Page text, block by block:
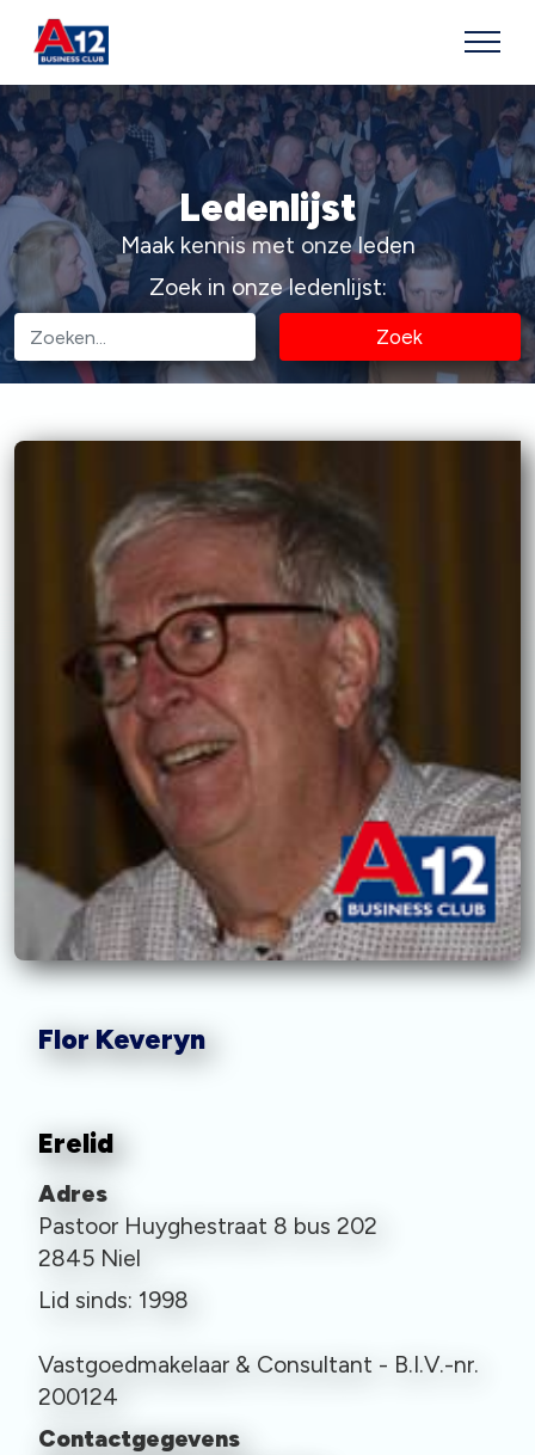
Ledenlijst
Maak kennis met onze leden
Zoek in onze ledenlijst:
Zoek
Flor Keveryn
Erelid
Adres
Pastoor Huyghestraat 8 bus 202
2845 Niel
Lid sinds: 1998
Vastgoedmakelaar & Consultant - B.I.V.-nr.
200124
Contactgegevens